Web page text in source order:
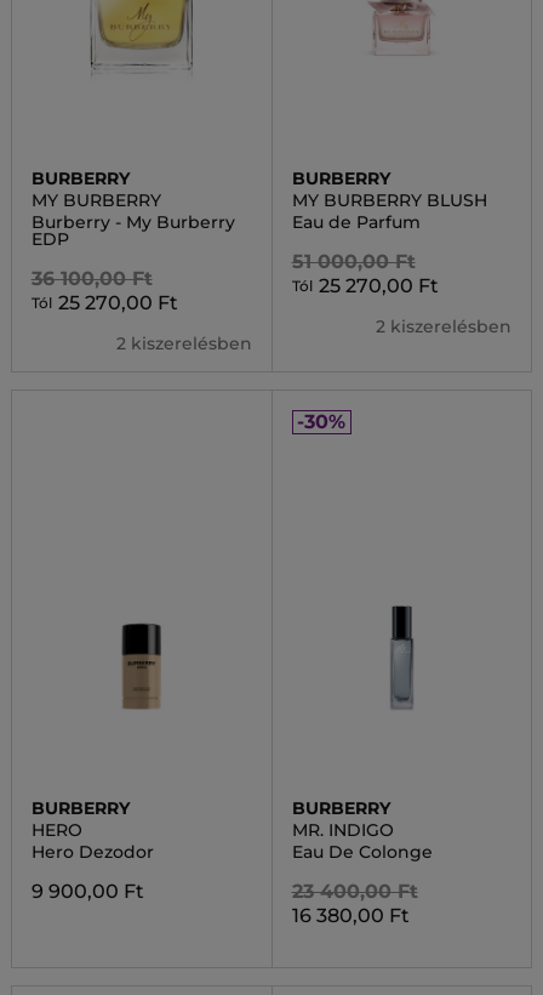
BURBERRY
MY BURBERRY
Burberry - My Burberry
EDP
36 100,00 Ft
Tól 25 270,00 Ft
2 kiszerelésben
BURBERRY
MY BURBERRY BLUSH
Eau de Parfum
51 000,00 Ft
Tól 25 270,00 Ft
2 kiszerelésben
BURBERRY
HERO
Hero Dezodor
9 900,00 Ft
-30%
BURBERRY
MR. INDIGO
Eau De Colonge
23 400,00 Ft
16 380,00 Ft